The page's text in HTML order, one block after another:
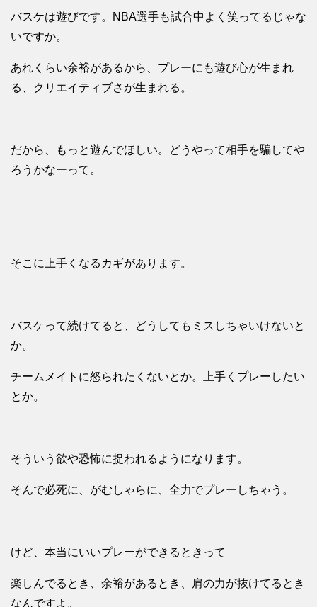
バスケは遊びです。NBA選手も試合中よく笑ってるじゃな
いですか。
あれくらい余裕があるから、プレーにも遊び心が生まれ
る、クリエイティブさが生まれる。
だから、もっと遊んでほしい。どうやって相手を騙してや
ろうかなーって。
そこに上手くなるカギがあります。
バスケって続けてると、どうしてもミスしちゃいけないと
か。
チームメイトに怒られたくないとか。上手くプレーしたい
とか。
そういう欲や恐怖に捉われるようになります。
そんで必死に、がむしゃらに、全力でプレーしちゃう。
けど、本当にいいプレーができるときって
楽しんでるとき、余裕があるとき、肩の力が抜けてるとき
なんですよ。